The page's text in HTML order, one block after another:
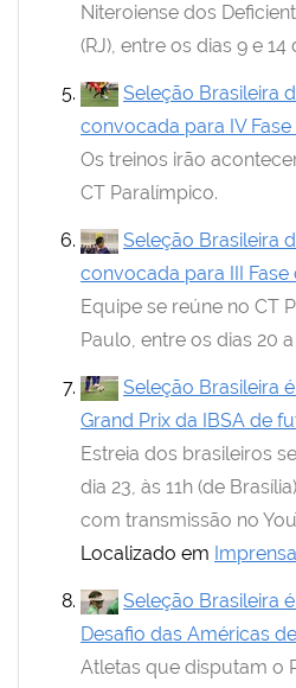
Niteroiense dos
(RJ), entre os dias 9 e 14
Seleção Brasileira
convocada para IV
Os treinos irão
CT Paralímpico.
Seleção Brasileira
convocada para III Fase
Equipe se reúne no CT
Paulo, entre os dias 20
Seleção Brasileira
Grand Prix da IBSA de
Estreia dos brasileiros
dia 23, às 11h (de
com transmissão no
Localizado em Imprensa
Seleção Brasileira
Desafio das Américas
Atletas que disputam o